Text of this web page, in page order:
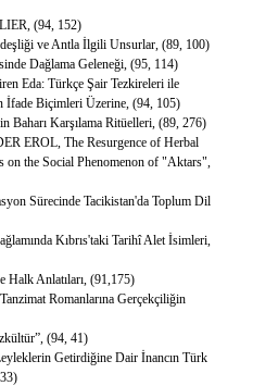
(94, 152)
ve Antla İlgili Unsurlar, (89, 100)
Dağlama Geleneği, (95, 114)
Eda: Türkçe Şair Tezkireleri ile
İfade Biçimleri Üzerine, (94, 105)
Baharı Karşılama Ritüelleri, (89, 276)
EROL, The Resurgence of Herbal
the Social Phenomenon of "Aktars",
Sürecinde Tacikistan'da Toplum Dil
Kıbrıs'taki Tarihî Alet İsimleri,
Anlatıları, (91,175)
Romanlarına Gerçekçiliğin
(94, 41)
Getirdiğine Dair İnancın Türk